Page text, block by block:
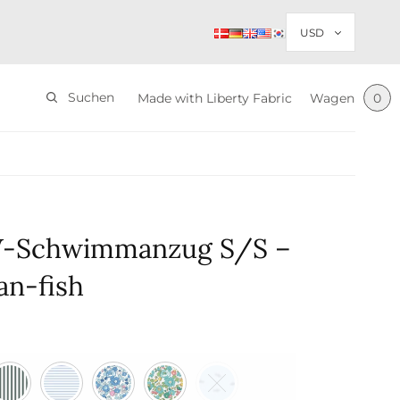
Suchen Made with Liberty Fabric Wagen 0
Schwimmanzug S/S –
fish